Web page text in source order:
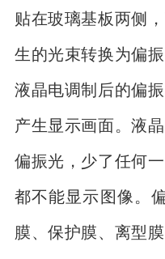
贴在玻璃基板两侧
生的光束转换为偏
液晶电调制后的偏
产生显示画面。液
偏振光，少了任何
都不能显示图像。
膜、保护膜、离型